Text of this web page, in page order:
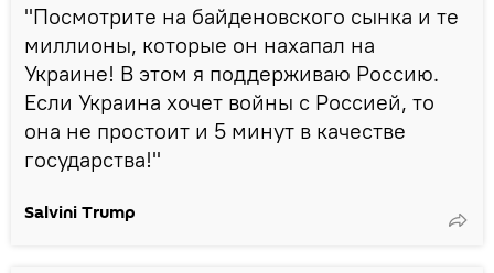
"Посмотрите на байденовского сынка и те
миллионы, которые он нахапал на
Украине! В этом я поддерживаю Россию.
Если Украина хочет войны с Россией, то
она не простоит и 5 минут в качестве
государства!"
Salvini Trump